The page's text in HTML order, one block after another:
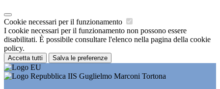
Cookie necessari per il funzionamento
I cookie necessari per il funzionamento non possono essere
disabilitati. È possibile consultare l'elenco nella pagina della cookie
policy.
Accetta tutti Salva le preferenze
IIS Guglielmo Marconi Tortona